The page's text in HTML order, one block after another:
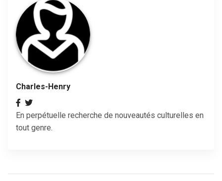
Charles-Henry
En perpétuelle recherche de nouveautés culturelles en
tout genre.